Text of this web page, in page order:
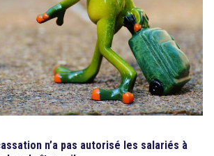
n’a pas autorisé les salariés à